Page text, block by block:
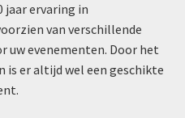
jaar ervaring in
van verschillende
uw evenementen. Door het
er altijd wel een geschikte